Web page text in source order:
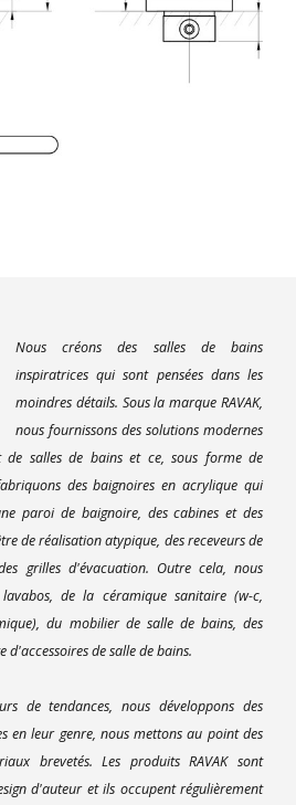
Nous créons des salles de bains
inspiratrices qui sont pensées dans les
moindres détails. Sous la marque RAVAK,
nous fournissons des solutions modernes
de salles de bains et ce, sous forme de
des baignoires en acrylique qui
paroi de baignoire, des cabines et des
de réalisation atypique, des receveurs de
grilles d'évacuation. Outre cela, nous
de la céramique sanitaire (w-c,
du mobilier de salle de bains, des
de salle de bains.
de tendances, nous développons des
en leur genre, nous mettons au point des
brevetés. Les produits RAVAK sont
d'auteur et ils occupent régulièrement